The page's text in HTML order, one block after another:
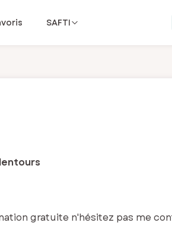
SAFTI
gratuite n'hésitez pas me